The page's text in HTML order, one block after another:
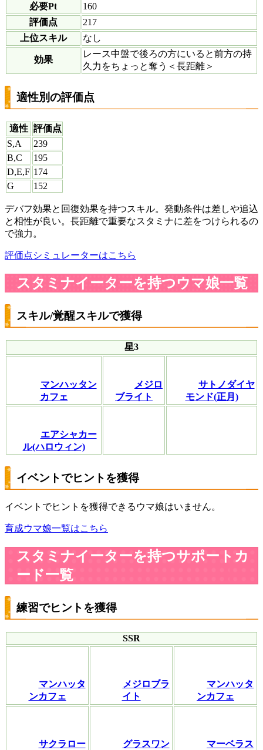
必要Pt
160
評価点
217
上位スキル
なし
効果
レース中盤で後ろの方にいると前方の持
久力をちょっと奪う＜長距離＞
適性別の評価点
適性 評価点
S,A
239
B,C
195
D,E,F 174
G
152
デバフ効果と回復効果を持つスキル。発動条件は差しや追込
と相性が良い。長距離で重要なスタミナに差をつけられるの
で強力。
評価点シミュレーターはこちら
スタミナイーターを持つウマ娘一覧
スキル/覚醒スキルで獲得
星3
マンハッタン
カフェ
メジロ
ブライト
サトノダイヤ
モンド(正月)
エアシャカー
ル(ハロウィン)
イベントでヒントを獲得
イベントでヒントを獲得できるウマ娘はいません。
育成ウマ娘一覧はこちら
スタミナイーターを持つサポートカ
ード一覧
練習でヒントを獲得
SSR
マンハッタ
ンカフェ
メジロブラ
イト
マンハッタ
ンカフェ
サクラロー
グラスワン
マーベラス